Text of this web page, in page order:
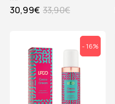
33,90€
30,99€
- 16%